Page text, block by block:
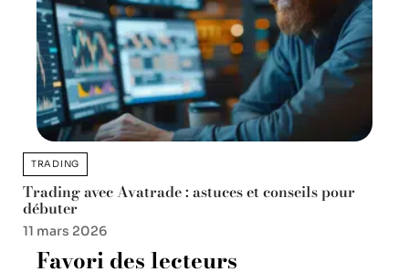
TRADING
Trading avec Avatrade : astuces et conseils pour
débuter
11 mars 2026
Favori des lecteurs